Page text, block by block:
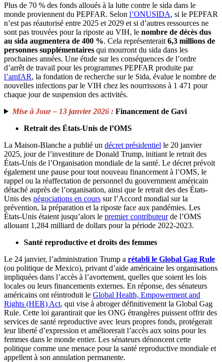
Plus de 70 % des fonds alloués à la lutte contre le sida dans le
monde proviennent du PEPFAR. Selon l’ONUSIDA, si le PEPFAR
n’est pas réautorisé entre 2025 et 2029 et si d’autres ressources ne
sont pas trouvées pour la riposte au VIH, le nombre de décès dus
au sida augmentera de 400 %. Cela représenterait 6,3 millions de
personnes supplémentaires qui mourront du sida dans les
prochaines années. Une étude sur les conséquences de l’ordre
d’arrêt de travail pour les programmes PEPFAR produite par
l’amfAR, la fondation de recherche sur le Sida, évalue le nombre de
nouvelles infections par le VIH chez les nourrissons à 1 471 pour
chaque jour de suspension des activités.
Mise à Jour – 13 janvier 2026 : Financement de Gavi
Retrait des États-Unis de l’OMS
La Maison-Blanche a publié un décret présidentiel le 20 janvier
2025, jour de l’investiture de Donald Trump, initiant le retrait des
États-Unis de l’Organisation mondiale de la santé. Le décret prévoit
également une pause pour tout nouveau financement à l’OMS, le
rappel ou la réaffectation de personnel du gouvernment américain
détaché auprès de l’organisation, ainsi que le retrait des des États-
Unis des négociations en cours sur l’Accord mondial sur la
prévention, la préparation et la riposte face aux pandémies. Les
États-Unis étaient jusqu’alors le premier contributeurde l’OMS
allouant 1,284 milliard de dollars pour la période 2022-2023.
Santé reproductive et droits des femmes
Le 24 janvier, l’administration Trump a rétabli le Global Gag Rule
(ou politique de Mexico), privant d’aide américaine les organisations
impliquées dans l’accès à l’avortement, quelles que soient les lois
locales ou leurs financements externes. En réponse, des sénateurs
américains ont réintroduit le Global Health, Empowerment and
Rights (HER) Act, qui vise à abroger définitivement la Global Gag
Rule. Cette loi garantirait que les ONG étrangères puissent offrir des
services de santé reproductive avec leurs propres fonds, protégerait
leur liberté d’expression et améliorerait l’accès aux soins pour les
femmes dans le monde entier. Les sénateurs dénoncent cette
politique comme une menace pour la santé reproductive mondiale et
appellent à son annulation permanente.